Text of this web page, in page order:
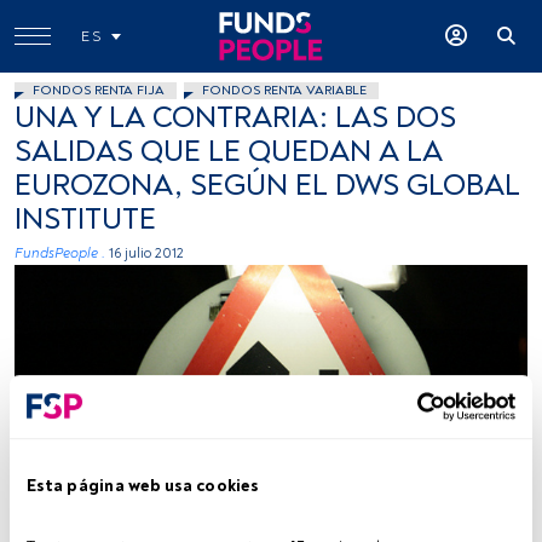
Esta página web usa cookies
ES
FONDOS RENTA FIJA FONDOS RENTA VARIABLE
UNA Y LA CONTRARIA: LAS DOS
SALIDAS QUE LE QUEDAN A LA
EUROZONA, SEGÚN EL DWS GLOBAL
INSTITUTE
FundsPeople . 16 julio 2012